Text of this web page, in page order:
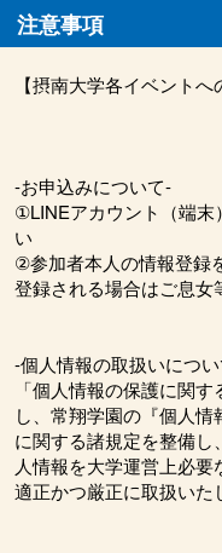
注意事項
【摂南大学各イベントへ
-お申込みについて-
①LINEアカウント（端末
い
②参加者本人の情報登録
登録される場合はご息女
-個人情報の取扱いにつ
「個人情報の保護に関
し、常翔学園の『個人
に関する諸規定を整備
人情報を大学運営上必要
適正かつ厳正に取扱いた